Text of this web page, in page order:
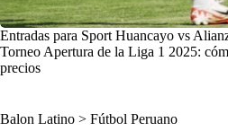
Entradas para Sport Huancayo vs
Torneo Apertura de la Liga 1 2025:
precios
Balon Latino > Fútbol Peruano